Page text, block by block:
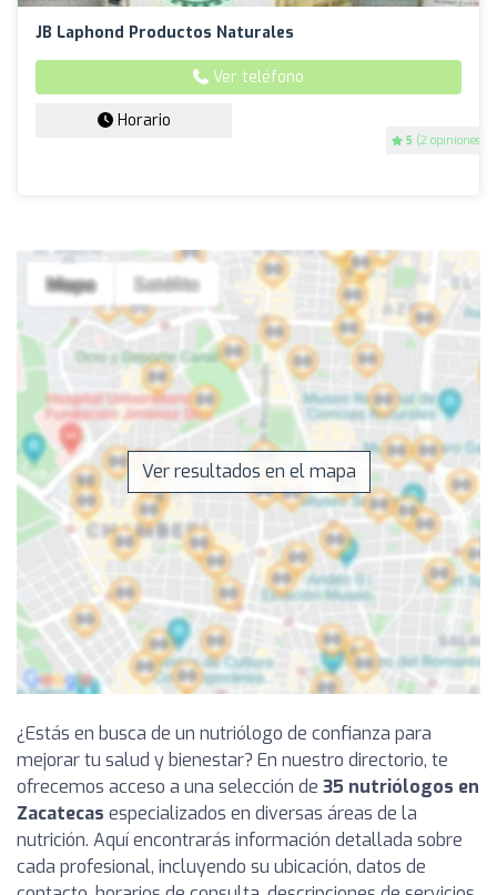
JB Laphond Productos Naturales
5 (2 opiniones)
Ver teléfono
Horario
Ver resultados en el mapa
¿Estás en busca de un nutriólogo de confianza para
mejorar tu salud y bienestar? En nuestro directorio, te
ofrecemos acceso a una selección de 35 nutriólogos en
Zacatecas especializados en diversas áreas de la
nutrición. Aquí encontrarás información detallada sobre
cada profesional, incluyendo su ubicación, datos de